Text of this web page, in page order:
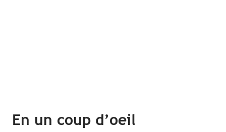
En un coup d’oeil